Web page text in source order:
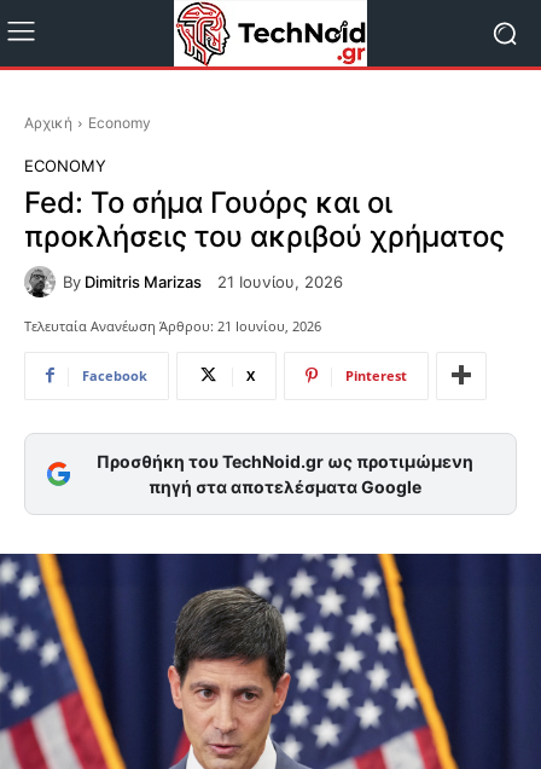
Αρχική Economy
ECONOMY
Fed: Το σήμα Γουόρς και οι
προκλήσεις του ακριβού χρήματος
By Dimitris Marizas 21 Ιουνίου, 2026
Τελευταία Ανανέωση Άρθρου: 21 Ιουνίου, 2026
Facebook X Pinterest
Προσθήκη του TechNoid.gr ως προτιμώμενη
πηγή στα αποτελέσματα Google